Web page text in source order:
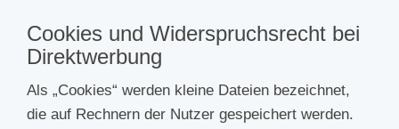
Cookies und Widerspruchsrecht bei
Direktwerbung
Als „Cookies“ werden kleine Dateien bezeichnet,
die auf Rechnern der Nutzer gespeichert werden.